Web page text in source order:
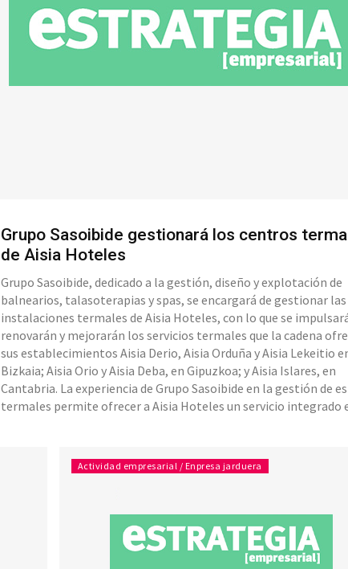
Grupo Sasoibide gestionará los centros
de Aisia Hoteles
Grupo Sasoibide, dedicado a la gestión, diseño y explotación de
balnearios, talasoterapias y spas, se encargará de gestionar las
instalaciones termales de Aisia Hoteles, con lo que se
renovarán y mejorarán los servicios termales que la cadena
sus establecimientos Aisia Derio, Aisia Orduña y Aisia Lekeitio
Bizkaia; Aisia Orio y Aisia Deba, en Gipuzkoa; y Aisia Islares, en
Cantabria. La experiencia de Grupo Sasoibide en la gestión de
termales permite ofrecer a Aisia Hoteles un servicio integrado
Actividad empresarial / Enpresa jarduera